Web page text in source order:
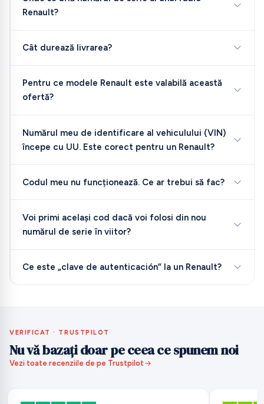
Renault?
Cât durează livrarea?
Pentru ce modele Renault este valabilă această
ofertă?
Numărul meu de identificare al vehiculului (VIN)
începe cu UU. Este corect pentru un Renault?
Codul meu nu funcționează. Ce ar trebui să fac?
Voi primi același cod dacă voi folosi din nou
numărul de serie în viitor?
Ce este „clave de autenticación” la un Renault?
VERIFICAT · TRUSTPILOT
Nu vă bazați doar pe ceea ce spunem noi
Vezi toate recenziile de pe Trustpilot